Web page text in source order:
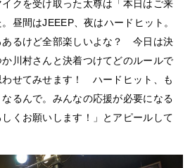
クを受け取った太尊は「本日はご来
昼間はJEEEP、夜はハードヒット。
あるけど全部楽しいよな？ 今日は決
川村さんと決着つけてどのルールで
わせてみせます！ ハードヒット、も
るんで。みんなの応援が必要になる
くお願いします！」とアピールして